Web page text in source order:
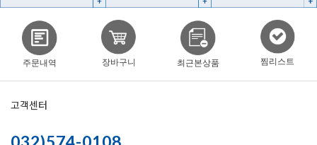
주문내역 장바구니 최근본상품 찜리스트
고객센터